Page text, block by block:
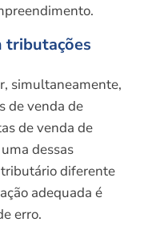
tributações
simultaneamente,
de venda de
de venda de
dessas
diferente
adequada é
erro.